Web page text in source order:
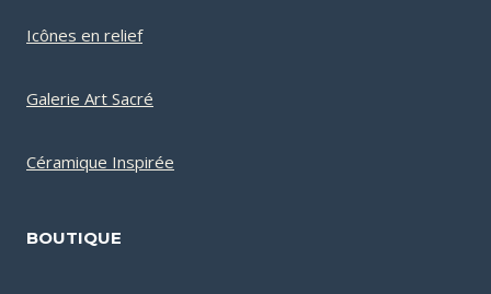
Icônes en relief
Galerie Art Sacré
Céramique Inspirée
BOUTIQUE